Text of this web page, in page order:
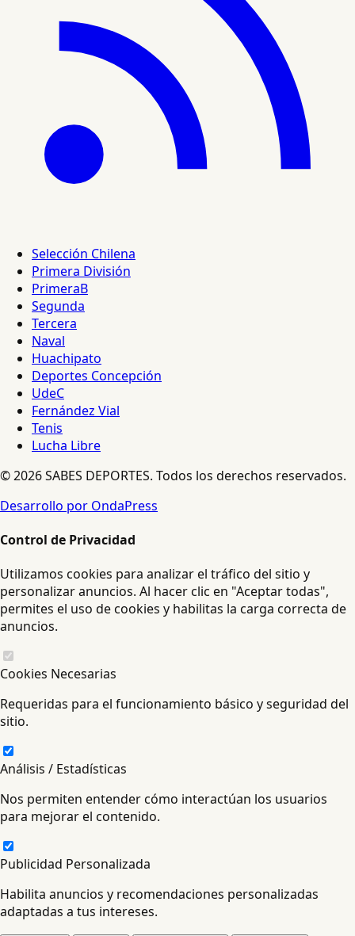
Selección Chilena
Primera División
PrimeraB
Segunda
Tercera
Naval
Huachipato
Deportes Concepción
UdeC
Fernández Vial
Tenis
Lucha Libre
© 2026 SABES DEPORTES. Todos los derechos reservados.
Desarrollo por OndaPress
Control de Privacidad
Utilizamos cookies para analizar el tráfico del sitio y
personalizar anuncios. Al hacer clic en "Aceptar todas",
permites el uso de cookies y habilitas la carga correcta de
anuncios.
Cookies Necesarias
Requeridas para el funcionamiento básico y seguridad del
sitio.
Análisis / Estadísticas
Nos permiten entender cómo interactúan los usuarios
para mejorar el contenido.
Publicidad Personalizada
Habilita anuncios y recomendaciones personalizadas
adaptadas a tus intereses.